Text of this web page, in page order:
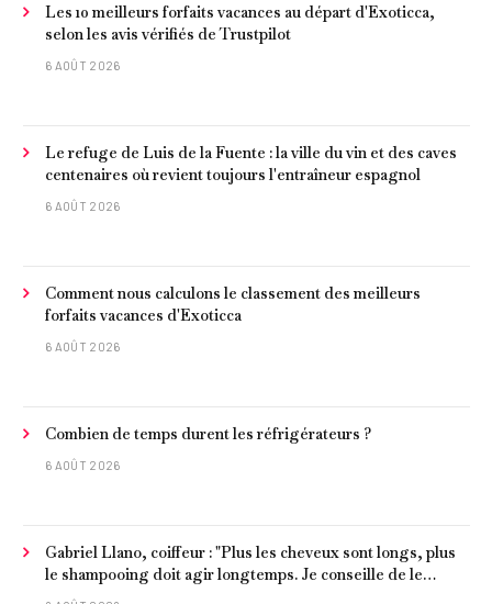
Les 10 meilleurs forfaits vacances au départ d'Exoticca,
selon les avis vérifiés de Trustpilot
6 AOÛT 2026
Le refuge de Luis de la Fuente : la ville du vin et des caves
centenaires où revient toujours l'entraîneur espagnol
6 AOÛT 2026
Comment nous calculons le classement des meilleurs
forfaits vacances d'Exoticca
6 AOÛT 2026
Combien de temps durent les réfrigérateurs ?
6 AOÛT 2026
Gabriel Llano, coiffeur : "Plus les cheveux sont longs, plus
le shampooing doit agir longtemps. Je conseille de le
laisser entre 1 et 3 minutes."